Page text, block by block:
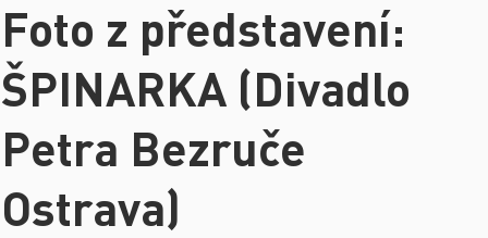
Foto z představení:
ŠPINARKA (Divadlo
Petra Bezruče
Ostrava)